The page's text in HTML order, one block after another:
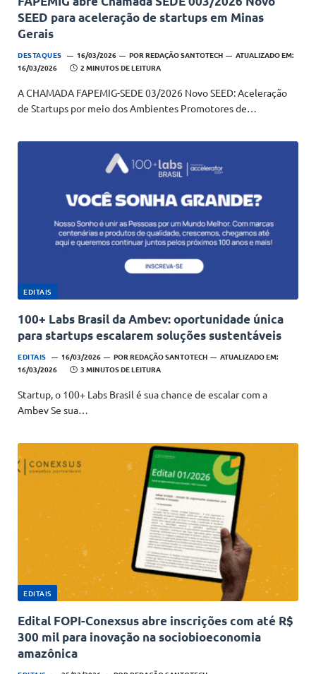
SEED para aceleração de startups em Minas
Gerais
DESTAQUES 16/03/2026 PORREDAÇÃO SANTOTECH
ATUALIZADO EM:
16/03/2026
2 MINUTOS DE LEITURA
A CHAMADA FAPEMIG-SEDE 03/2026 Novo SEED: Aceleração
de Startups por meio dos Ambientes Promotores de…
EDITAIS
100+ Labs Brasil da Ambev: oportunidade única
para startups escalarem soluções sustentáveis
EDITAIS 16/03/2026 PORREDAÇÃO SANTOTECH
ATUALIZADO EM:
16/03/2026
3 MINUTOS DE LEITURA
Startup, o 100+ Labs Brasil é sua chance de escalar com a
Ambev Se sua…
EDITAIS
Edital FOPI-Conexsus abre inscrições com até R$
300 mil para inovação na sociobioeconomia
amazônica